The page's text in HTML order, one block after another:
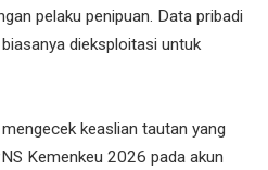
pelaku penipuan. Data pribadi
dieksploitasi untuk
keaslian tautan yang
Kemenkeu 2026 pada akun